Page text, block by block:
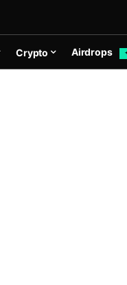
Crypto Airdrops